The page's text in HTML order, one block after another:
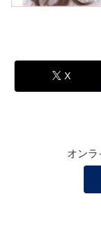
X
オンラ